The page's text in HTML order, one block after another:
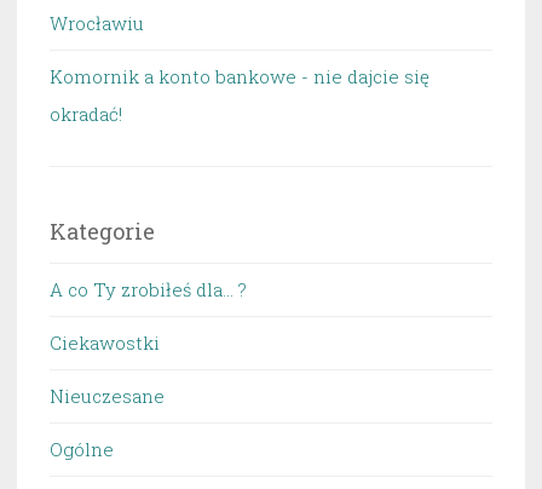
Wrocławiu
Komornik a konto bankowe - nie dajcie się
okradać!
Kategorie
A co Ty zrobiłeś dla… ?
Ciekawostki
Nieuczesane
Ogólne